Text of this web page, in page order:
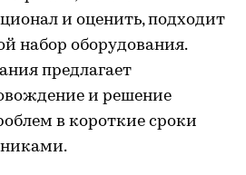
и оценить, подходит
набор оборудования.
предлагает
и решение
в короткие сроки